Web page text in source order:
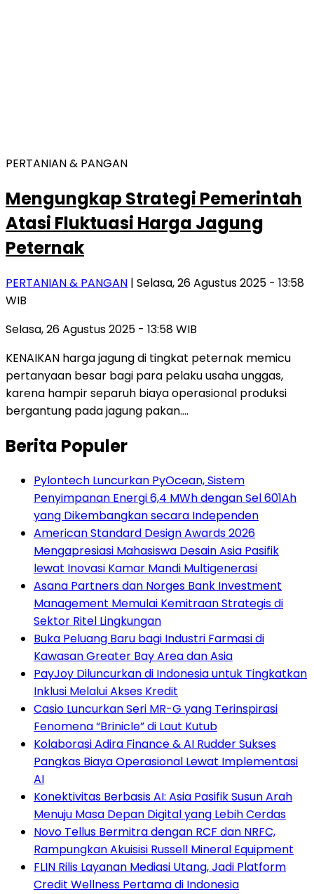
PERTANIAN & PANGAN
Mengungkap Strategi Pemerintah
Atasi Fluktuasi Harga Jagung
Peternak
PERTANIAN & PANGAN | Selasa, 26 Agustus 2025 - 13:58
WIB
Selasa, 26 Agustus 2025 - 13:58 WIB
KENAIKAN harga jagung di tingkat peternak memicu
pertanyaan besar bagi para pelaku usaha unggas,
karena hampir separuh biaya operasional produksi
bergantung pada jagung pakan….
Berita Populer
Pylontech Luncurkan PyOcean, Sistem
Penyimpanan Energi 6,4 MWh dengan Sel 601Ah
yang Dikembangkan secara Independen
American Standard Design Awards 2026
Mengapresiasi Mahasiswa Desain Asia Pasifik
lewat Inovasi Kamar Mandi Multigenerasi
Asana Partners dan Norges Bank Investment
Management Memulai Kemitraan Strategis di
Sektor Ritel Lingkungan
Buka Peluang Baru bagi Industri Farmasi di
Kawasan Greater Bay Area dan Asia
PayJoy Diluncurkan di Indonesia untuk Tingkatkan
Inklusi Melalui Akses Kredit
Casio Luncurkan Seri MR-G yang Terinspirasi
Fenomena “Brinicle” di Laut Kutub
Kolaborasi Adira Finance & AI Rudder Sukses
Pangkas Biaya Operasional Lewat Implementasi
AI
Konektivitas Berbasis AI: Asia Pasifik Susun Arah
Menuju Masa Depan Digital yang Lebih Cerdas
Novo Tellus Bermitra dengan RCF dan NRFC,
Rampungkan Akuisisi Russell Mineral Equipment
FLIN Rilis Layanan Mediasi Utang, Jadi Platform
Credit Wellness Pertama di Indonesia